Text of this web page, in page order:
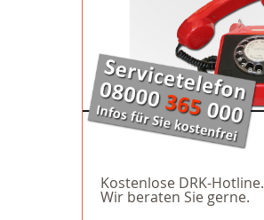
Kostenlose DRK-Hotline.
Wir beraten Sie gerne.